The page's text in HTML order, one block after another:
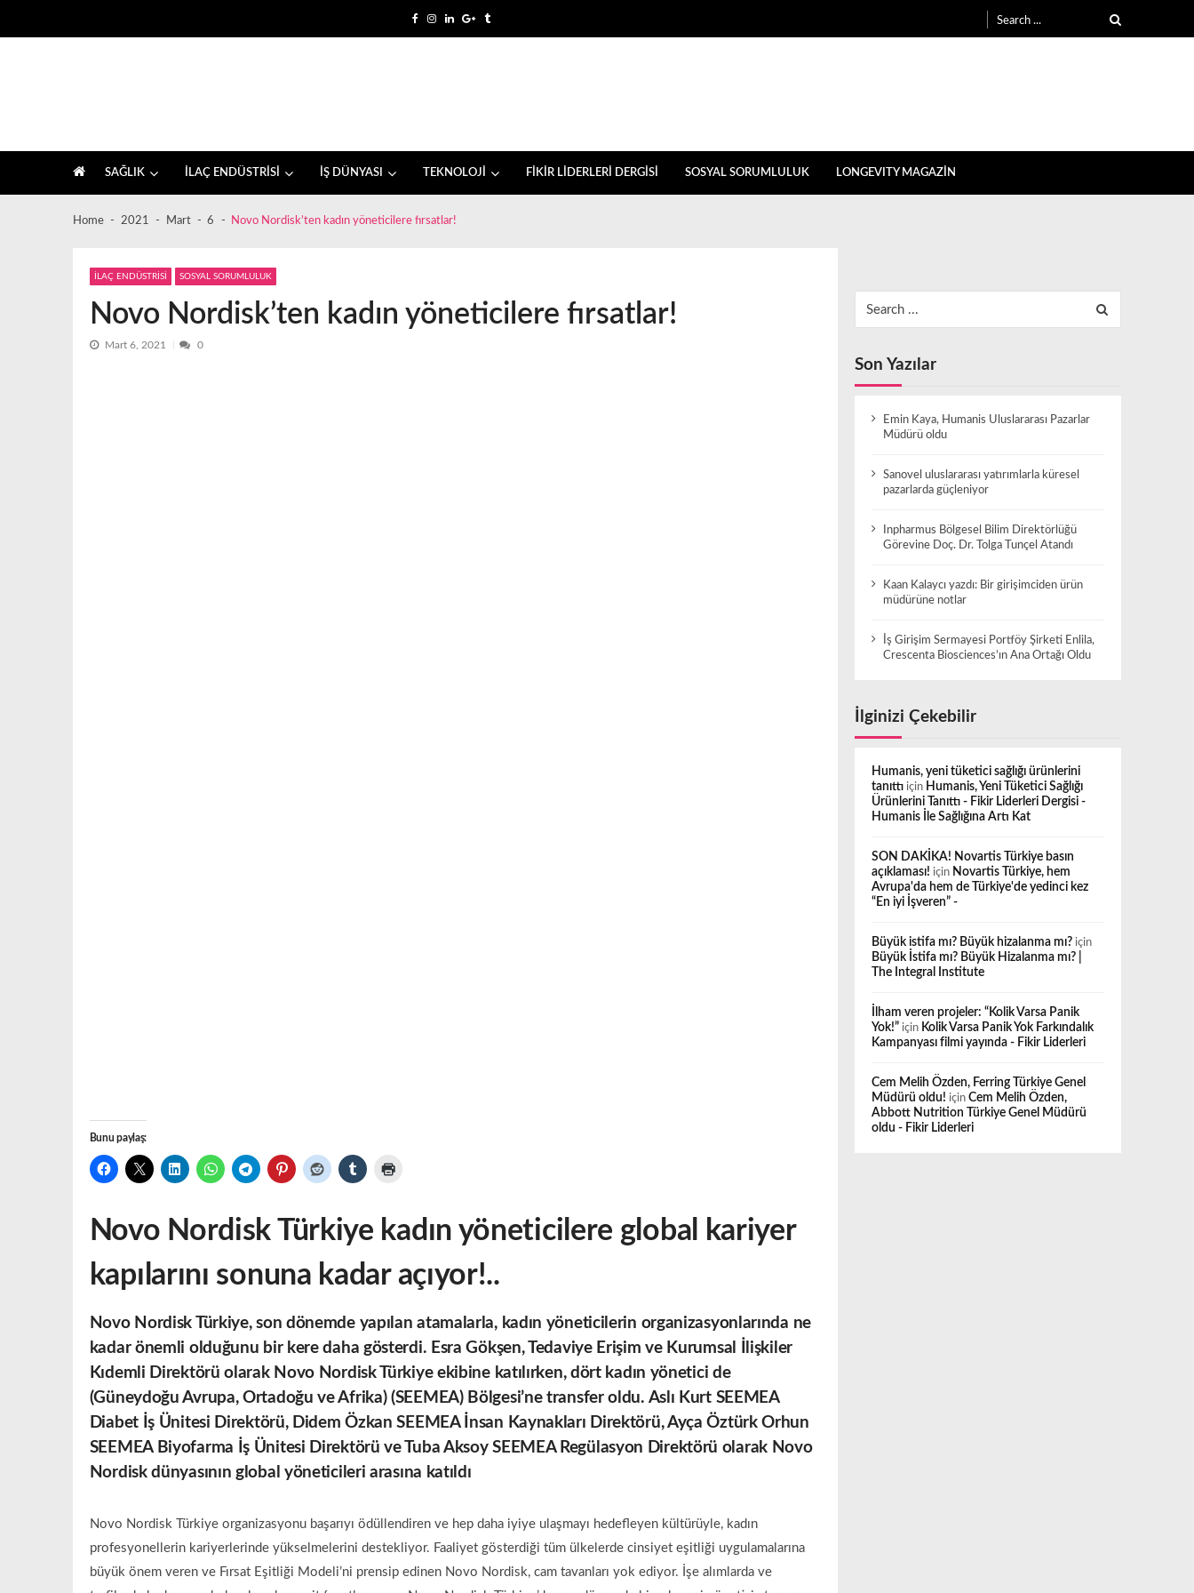
navigation
content
for:
SAĞLIK İLAÇ ENDÜSTRİSİ İŞ DÜNYASI TEKNOLOJİ FİKİR LİDERLERİ DERGİSİ SOSYAL SORUMLULUK LONGEVITY MAGAZİN
Home 2021 Mart 6 Novo Nordisk’ten kadın yöneticilere fırsatlar!
İLAÇ ENDÜSTRİSİ SOSYAL SORUMLULUK
Novo Nordisk’ten kadın yöneticilere fırsatlar!
Mart 6, 2021 0
Bunu paylaş:
Novo Nordisk Türkiye kadın yöneticilere global kariyer
kapılarını sonuna kadar açıyor!..
Novo Nordisk Türkiye, son dönemde yapılan atamalarla, kadın yöneticilerin organizasyonlarında ne
kadar önemli olduğunu bir kere daha gösterdi. Esra Gökşen, Tedaviye Erişim ve Kurumsal İlişkiler
Kıdemli Direktörü olarak Novo Nordisk Türkiye ekibine katılırken, dört kadın yönetici de
(Güneydoğu Avrupa, Ortadoğu ve Afrika) (SEEMEA) Bölgesi’ne transfer oldu. Aslı Kurt SEEMEA
Diabet İş Ünitesi Direktörü, Didem Özkan SEEMEA İnsan Kaynakları Direktörü, Ayça Öztürk Orhun
SEEMEA Biyofarma İş Ünitesi Direktörü ve Tuba Aksoy SEEMEA Regülasyon Direktörü olarak Novo
Nordisk dünyasının global yöneticileri arasına katıldı
Novo Nordisk Türkiye organizasyonu başarıyı ödüllendiren ve hep daha iyiye ulaşmayı hedefleyen kültürüyle, kadın
profesyonellerin kariyerlerinde yükselmelerini destekliyor. Faaliyet gösterdiği tüm ülkelerde cinsiyet eşitliği uygulamalarına
büyük önem veren ve Fırsat Eşitliği Modeli’ni prensip edinen Novo Nordisk, cam tavanları yok ediyor. İşe alımlarda ve
for:
Son Yazılar
Emin Kaya, Humanis Uluslararası Pazarlar
Müdürü oldu
Sanovel uluslararası yatırımlarla küresel
pazarlarda güçleniyor
Inpharmus Bölgesel Bilim Direktörlüğü
Görevine Doç. Dr. Tolga Tunçel Atandı
Kaan Kalaycı yazdı: Bir girişimciden ürün
müdürüne notlar
İş Girişim Sermayesi Portföy Şirketi Enlila,
Crescenta Biosciences’ın Ana Ortağı Oldu
İlginizi Çekebilir
Humanis, yeni tüketici sağlığı ürünlerini
tanıttıiçin Humanis, Yeni Tüketici Sağlığı
Ürünlerini Tanıttı - Fikir Liderleri Dergisi -
Humanis İle Sağlığına Artı Kat
SON DAKİKA! Novartis Türkiye basın
açıklaması! için Novartis Türkiye, hem
Avrupa'da hem de Türkiye'de yedinci kez
“En iyi İşveren” -
Büyük istifa mı? Büyük hizalanma mı?için
Büyük İstifa mı? Büyük Hizalanma mı? |
The Integral Institute
İlham veren projeler: “Kolik Varsa Panik
Yok!”için Kolik Varsa Panik Yok Farkındalık
Kampanyası filmi yayında - Fikir Liderleri
Cem Melih Özden, Ferring Türkiye Genel
Müdürü oldu! için Cem Melih Özden,
Abbott Nutrition Türkiye Genel Müdürü
oldu - Fikir Liderleri